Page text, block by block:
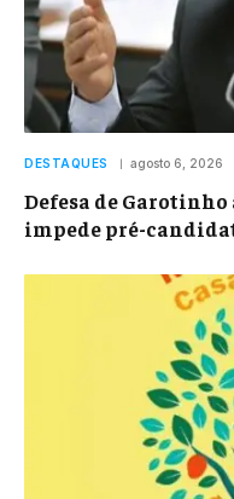
DESTAQUES agosto 6, 2026
Defesa de
impede pré-